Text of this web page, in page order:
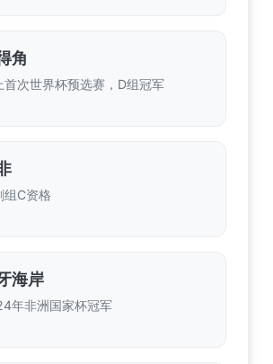
角
首次世界杯预选赛，D组冠军
组C资格
海岸
年非洲国家杯冠军